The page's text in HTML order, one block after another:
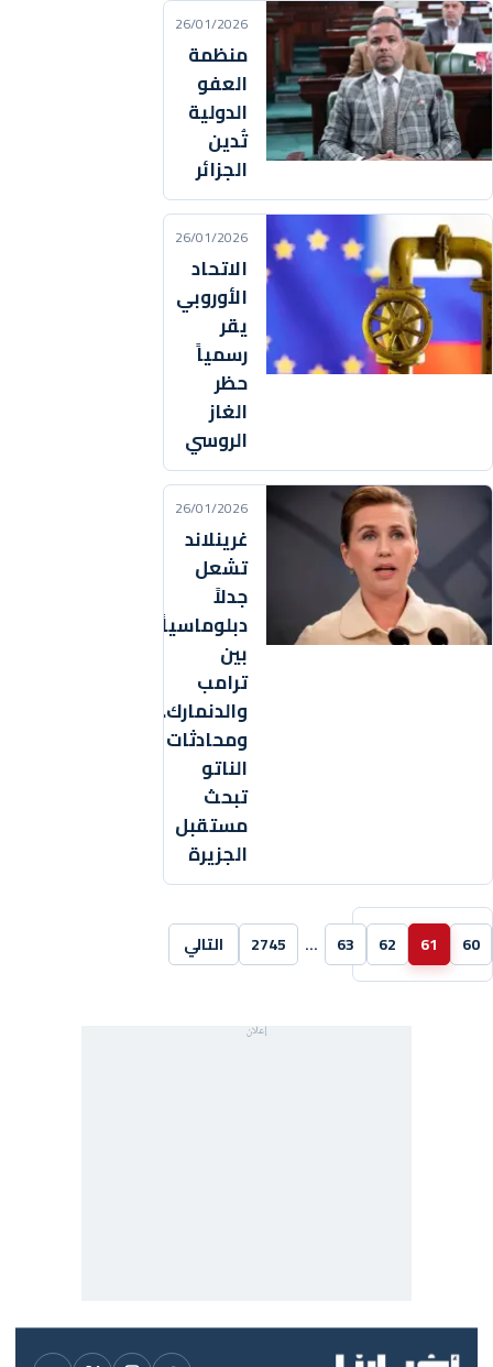
26/01/2026
منظمة
العفو
الدولية
تُدين
الجزائر
26/01/2026
الاتحاد
الأوروبي
يقر
رسمياً
حظر
الغاز
الروسي
26/01/2026
غرينلاند
تشعل
جدلاً
دبلوماسياً
بين
ترامب
والدنمارك..
ومحادثات
الناتو
تبحث
مستقبل
الجزيرة
60
61
62
63
…
2745 التالي